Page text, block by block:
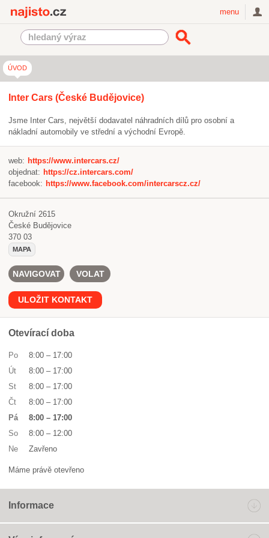
menu
ÚVOD
Inter Cars (České Budějovice)
Jsme Inter Cars, největší dodavatel náhradních dílů pro osobní a
nákladní automobily ve střední a východní Evropě.
web: https://www.intercars.cz/
objednat: https://cz.intercars.com/
facebook: https://www.facebook.com/intercarscz.cz/
Okružní 2615
České Budějovice
370 03
MAPA
NAVIGOVAT VOLAT
ULOŽIT KONTAKT
Otevírací doba
Po 8:00 – 17:00
Út
8:00 – 17:00
St
8:00 – 17:00
Čt
8:00 – 17:00
Pá
8:00 – 17:00
So
8:00 – 12:00
Ne
Zavřeno
Máme právě otevřeno
Informace